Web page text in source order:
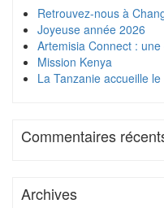
Retrouvez-nous à
Joyeuse année 2026
Artemisia Connect :
Mission Kenya
La Tanzanie accueille
Commentaires
Archives